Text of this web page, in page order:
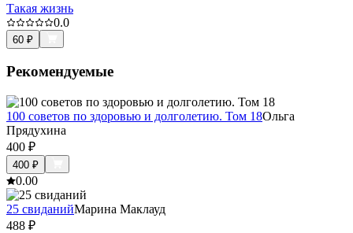
Такая жизнь
0.0
60 ₽
Рекомендуемые
100 советов по здоровью и долголетию. Том 18Ольга
Прядухина
400 ₽
400 ₽
0.00
25 свиданийМарина Маклауд
488 ₽